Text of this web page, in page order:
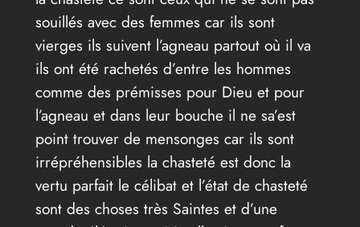
souillés avec des femmes car ils sont
vierges ils suivent l’agneau partout où il va
ils ont été rachetés d’entre les hommes
comme des prémisses pour Dieu et pour
l’agneau et dans leur bouche il ne sa’est
point trouver de mensonges car ils sont
irrépréhensibles la chasteté est donc la
vertu parfait le célibat et l’état de chasteté
sont des choses très Saintes et d’une